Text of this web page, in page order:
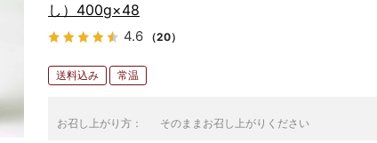
し）400g×48
4.6 （20）
送料込み 常温
お召し上がり方： そのままお召し上がりください